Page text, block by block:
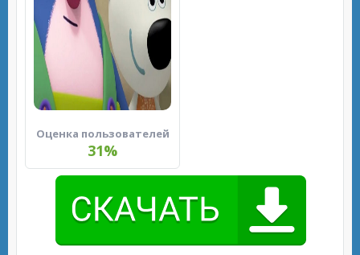
Оценка пользователей
31%